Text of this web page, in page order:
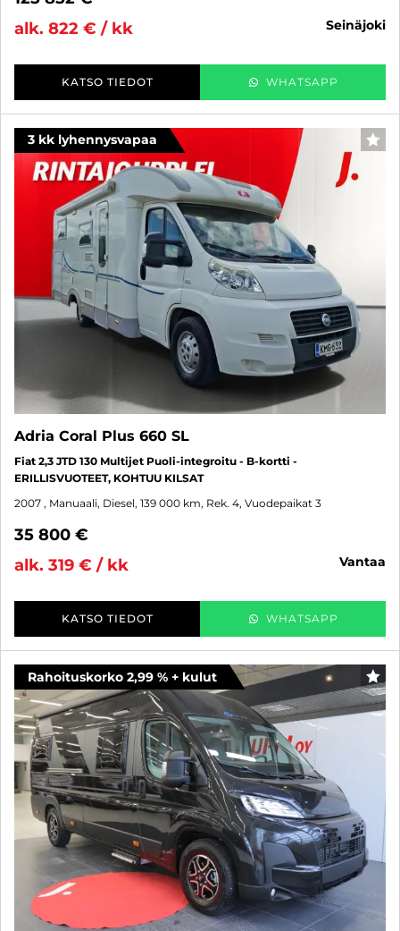
alk. 822 € / kk
seinäjoki
KATSO TIEDOT WHATSAPP
3 kk lyhennysvapaa
Adria Coral Plus 660 SL
Fiat 2,3 JTD 130 Multijet Puoli-integroitu - B-kortti -
ERILLISVUOTEET, KOHTUU KILSAT
2007 , Manuaali, Diesel, 139 000 km, Rek. 4, Vuodepaikat 3
35 800 €
alk. 319 € / kk
vantaa
KATSO TIEDOT WHATSAPP
Rahoituskorko 2,99 % + kulut